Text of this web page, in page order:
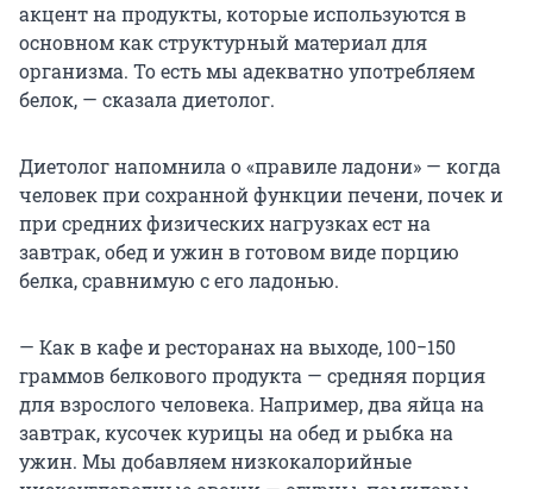
акцент на продукты, которые используются в
основном как структурный материал для
организма. То есть мы адекватно употребляем
белок, — сказала диетолог.
Диетолог напомнила о «правиле ладони» — когда
человек при сохранной функции печени, почек и
при средних физических нагрузках ест на
завтрак, обед и ужин в готовом виде порцию
белка, сравнимую с его ладонью.
— Как в кафе и ресторанах на выходе, 100−150
граммов белкового продукта — средняя порция
для взрослого человека. Например, два яйца на
завтрак, кусочек курицы на обед и рыбка на
ужин. Мы добавляем низкокалорийные